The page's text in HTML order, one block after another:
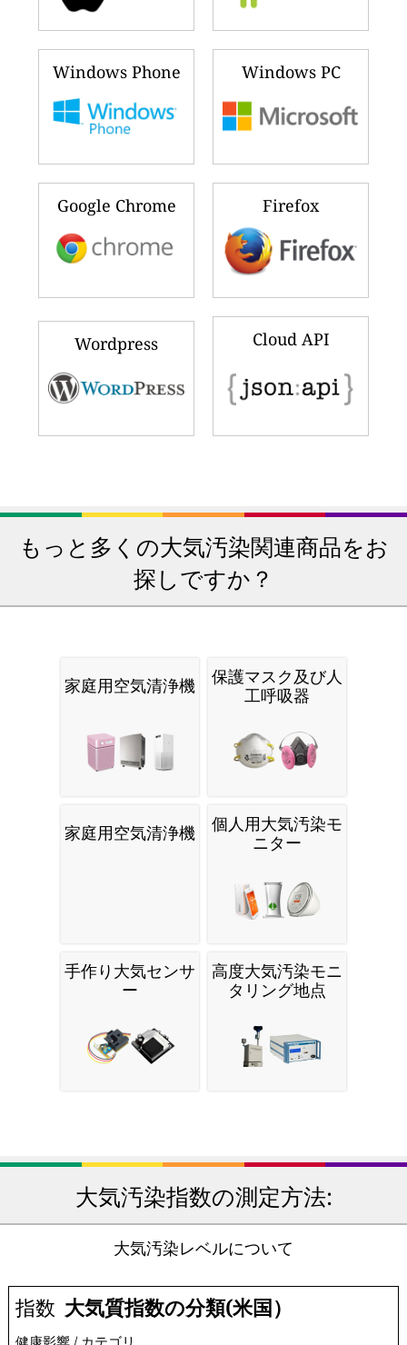
🇵🇰 🇨🇳
トをダウンロードする：
Android
Google Chrome Firefox
Wordpress Cloud API
もっと多くの大気汚染関連商品をお
探しですか？
家庭用空気清浄機
工呼吸器
家庭用空気清浄機
個人用大気汚染モ
ニター
手作り大気センサ
高度大気汚染モニ